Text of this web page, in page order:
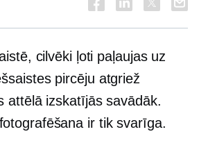
cilvēki ļoti paļaujas uz
pircēju atgriež
attēlā izskatījās savādāk.
ir tik svarīga.